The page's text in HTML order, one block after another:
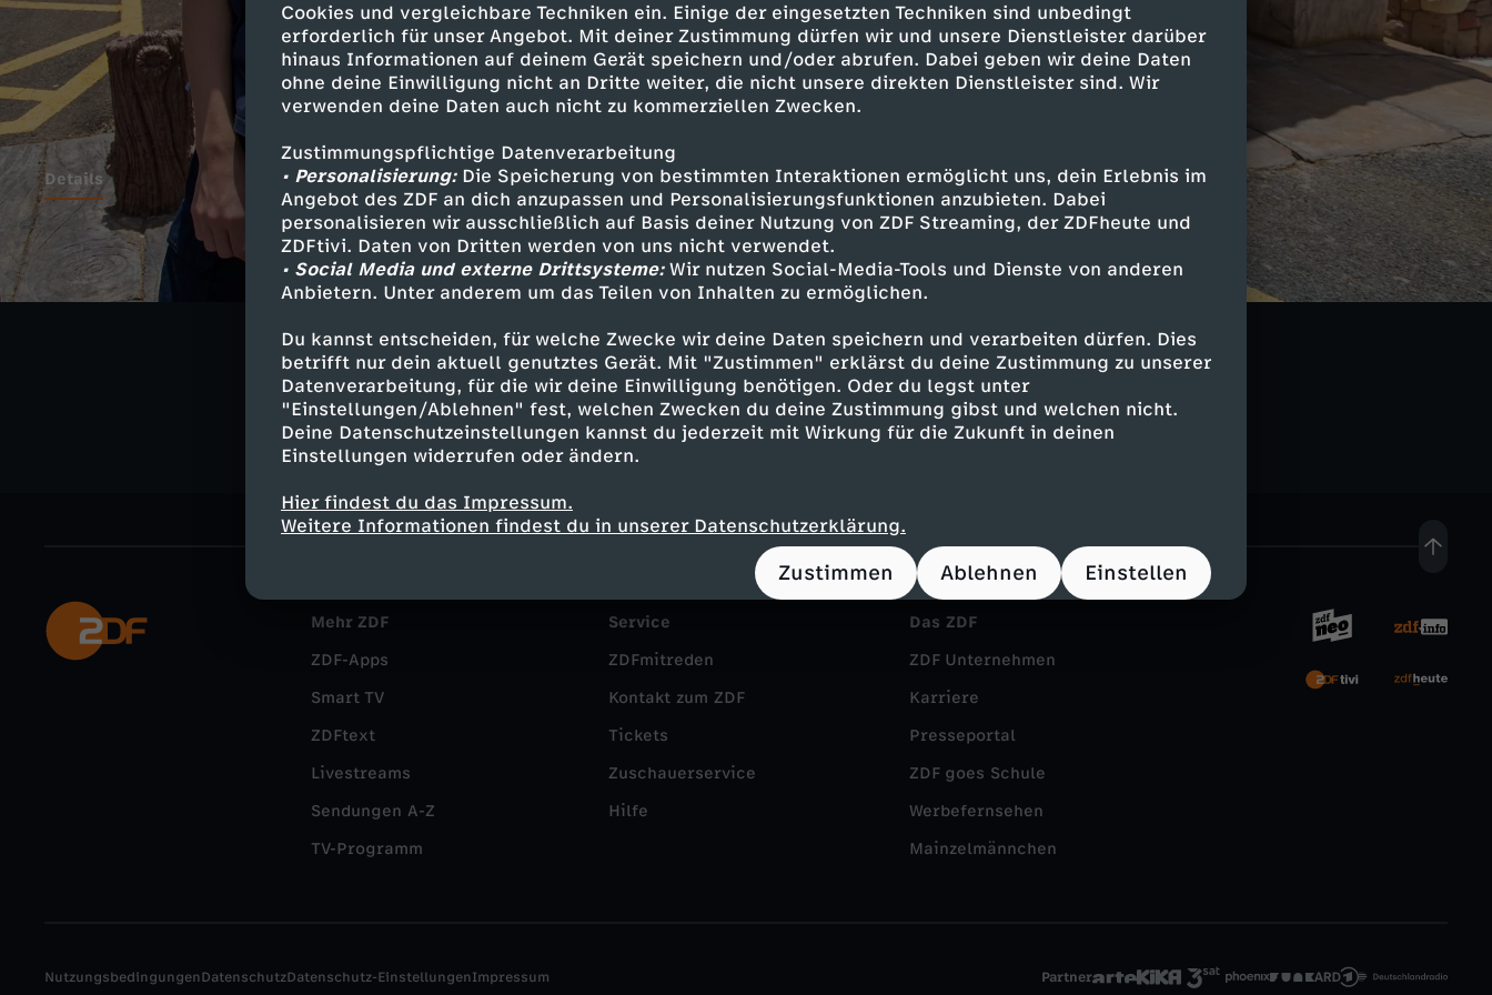
Cookies und vergleichbare Techniken ein. Einige der eingesetzten Techniken sind unbedingt
erforderlich für unser Angebot. Mit deiner Zustimmung dürfen wir und unsere Dienstleister darüber
hinaus Informationen auf deinem Gerät speichern und/oder abrufen. Dabei geben wir deine Daten
ohne deine Einwilligung nicht an Dritte weiter, die nicht unsere direkten Dienstleister sind. Wir
verwenden deine Daten auch nicht zu kommerziellen Zwecken.
Zustimmungspflichtige Datenverarbeitung
• Personalisierung:Die Speicherung von bestimmten Interaktionen ermöglicht uns, dein Erlebnis im
Angebot des ZDF an dich anzupassen und Personalisierungsfunktionen anzubieten. Dabei
personalisieren wir ausschließlich auf Basis deiner Nutzung von ZDF Streaming, der ZDFheute und
ZDFtivi. Daten von Dritten werden von uns nicht verwendet.
• Social Media und externe Drittsysteme:Wir nutzen Social-Media-Tools und Dienste von anderen
Anbietern. Unter anderem um das Teilen von Inhalten zu ermöglichen.
Du kannst entscheiden, für welche Zwecke wir deine Daten speichern und verarbeiten dürfen. Dies
betrifft nur dein aktuell genutztes Gerät. Mit "Zustimmen" erklärst du deine Zustimmung zu unserer
Datenverarbeitung, für die wir deine Einwilligung benötigen. Oder du legst unter
"Einstellungen/Ablehnen" fest, welchen Zwecken du deine Zustimmung gibst und welchen nicht.
Deine Datenschutzeinstellungen kannst du jederzeit mit Wirkung für die Zukunft in deinen
Einstellungen widerrufen oder ändern.
Hier findest du das Impressum.
Weitere Informationen findest du in unserer Datenschutzerklärung.
Zustimmen Ablehnen Einstellen
Details
Ähnliche Inhalte entdecken
Unterhaltung Reportage alltagsnah
Untertitel
Die Mixed-WG: Fiesta Gran Canaria
Die WGs
Mehr ZDF
ZDF-Apps
Smart TV
ZDFtext
Livestreams
Sendungen A-Z
TV-Programm
Service
ZDFmitreden
Kontakt zum ZDF
Tickets
Zuschauerservice
Hilfe
Das ZDF
ZDF Unternehmen
Karriere
Presseportal
ZDF goes Schule
Werbefernsehen
Mainzelmännchen
Partner
NutzungsbedingungenDatenschutzDatenschutz-EinstellungenImpressum